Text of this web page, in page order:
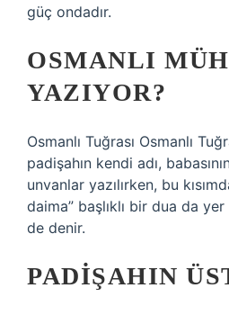
güç ondadır.
OSMANLI
YAZIYOR?
Osmanlı Tuğrası Osmanlı
padişahın kendi adı,
unvanlar yazılırken, bu
daima” başlıklı bir dua da yer
de denir.
PADIŞAHIN